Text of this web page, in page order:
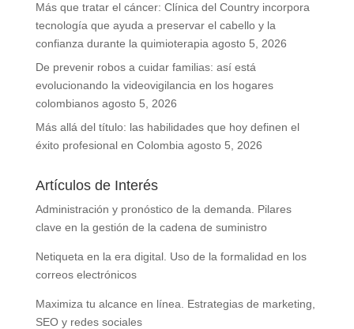
Más que tratar el cáncer: Clínica del Country incorpora
tecnología que ayuda a preservar el cabello y la
confianza durante la quimioterapia agosto 5, 2026
De prevenir robos a cuidar familias: así está
evolucionando la videovigilancia en los hogares
colombianos agosto 5, 2026
Más allá del título: las habilidades que hoy definen el
éxito profesional en Colombia agosto 5, 2026
Artículos de Interés
Administración y pronóstico de la demanda. Pilares
clave en la gestión de la cadena de suministro
Netiqueta en la era digital. Uso de la formalidad en los
correos electrónicos
Maximiza tu alcance en línea. Estrategias de marketing,
SEO y redes sociales